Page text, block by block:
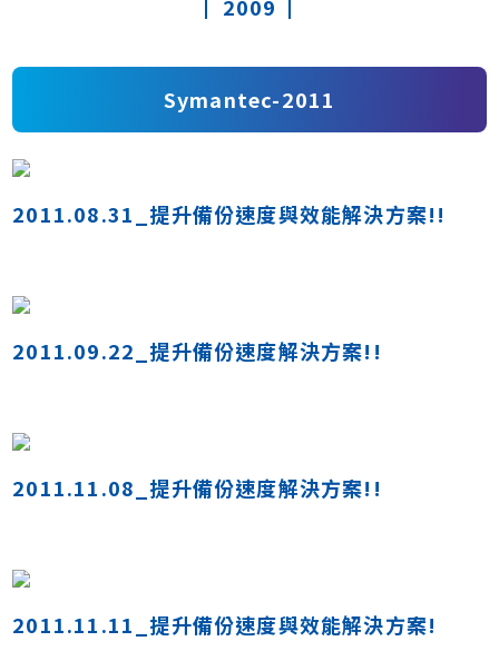
2009
Symantec-2011
2011.08.31_提升備份速度與效能解決方案!!
2011.09.22_提升備份速度解決方案!!
2011.11.08_提升備份速度解決方案!!
2011.11.11_提升備份速度與效能解決方案!